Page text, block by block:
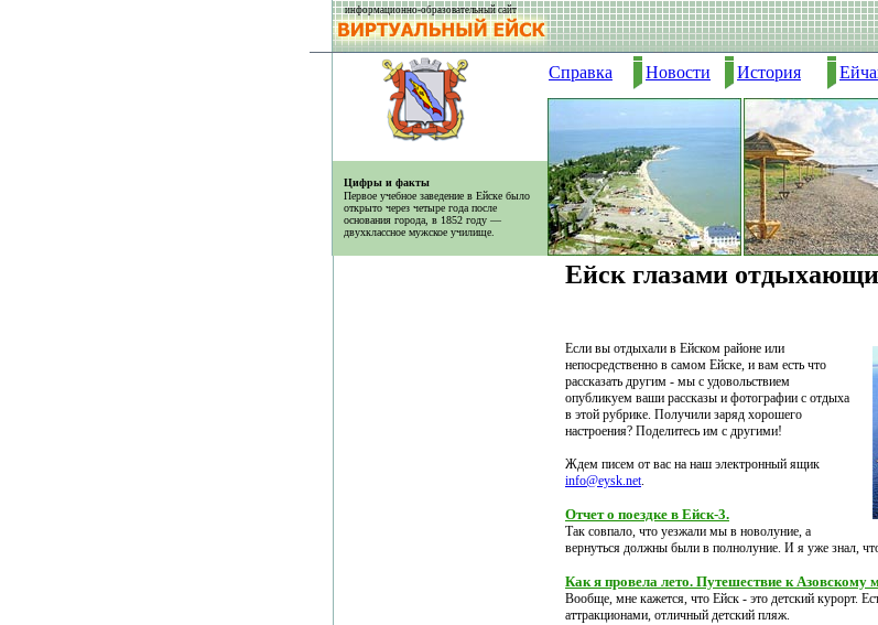
информационно-образовательный сайт
Цифры и факты
Первое учебное заведение в Ейске было
открыто через четыре года после
основания города, в 1852 году —
двухклассное мужское училище.
Справка Новости История
Ейск глазами
Если вы отдыхали в Ейском районе или
непосредственно в самом Ейске, и вам есть что
рассказать другим - мы с удовольствием
опубликуем ваши рассказы и фотографии с отдыха
в этой рубрике. Получили заряд хорошего
настроения? Поделитесь им с другими!
Ждем писем от вас на наш электронный ящик
info@eysk.net.
Отчет о поездке в Ейск-3.
Так совпало, что уезжали мы в новолуние, а
вернуться должны были в полнолуние. И я уже знал,
Как я провела лето. Путешествие к Азовскому
Вообще, мне кажется, что Ейск - это детский курорт.
аттракционами, отличный детский пляж.